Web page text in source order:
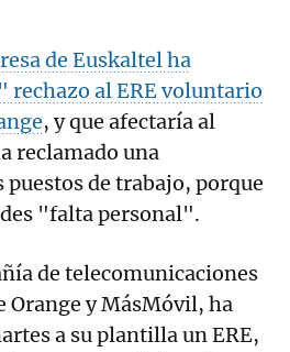
de Euskaltel ha
al ERE voluntario
, y que afectaría al
reclamado una
puestos de trabajo, porque
"falta personal".
de telecomunicaciones
Orange y MásMóvil, ha
a su plantilla un ERE,